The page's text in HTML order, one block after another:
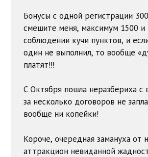
Бонусы с одной регистрации
смешите меня, максимум 1500 и
соблюдении кучи пунктов, и
один не выполнил, то вообще
платят!!!
С Октября пошла неразбериха с
за несколько договоров не
вообще ни копейки!
Короче, очередная замануха от
аттракцион невиданной